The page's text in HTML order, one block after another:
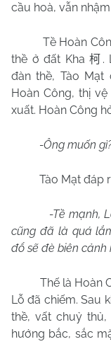
cầu hoà, vẫn
Tề Hoàn
thề ở đất Kha 柯 .
đàn thề, Tào
Hoàn Công, thị
xuất. Hoàn Công
-Ông muốn
Tào Mạt đáp
-Tề mạnh,
cũng đã là quá
đổ sẽ đè biên cảnh
Thế là Hoàn
Lỗ đã chiếm. Sau
thề, vất chuỷ
hướng bắc, sắc